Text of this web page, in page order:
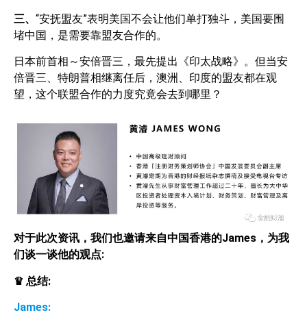
三、 “安抚盟友”表明美国不会让他们单打独斗，美国要围
堵中国，是需要靠盟友合作的。
日本前首相～安倍晋三，最先提出《印太战略》。但当安
倍晋三、特朗普相继离任后，澳洲、印度的盟友都在观
望，这个联盟合作的力度究竟会去到哪里？
对于此次资讯，我们也邀请来自中国香港的James ，为我
们谈一谈他的观点:
♛ 总结:
James: